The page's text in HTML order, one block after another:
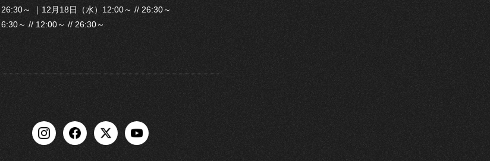
～ ｜12月18日（水）12:00～ // 26:30～
～ // 12:00～ // 26:30～